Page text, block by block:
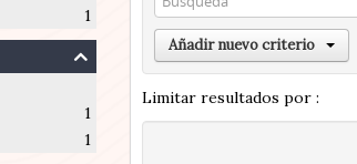
1
1
1
Añadir nuevo criterio
Limitar resultados por :